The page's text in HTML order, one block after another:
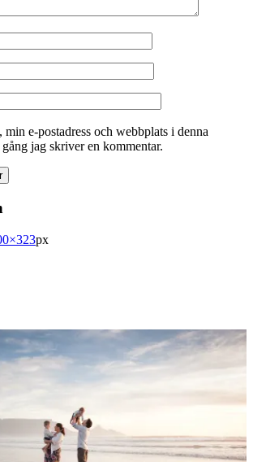
min e-postadress och webbplats i denna
jag skriver en kommentar.
px